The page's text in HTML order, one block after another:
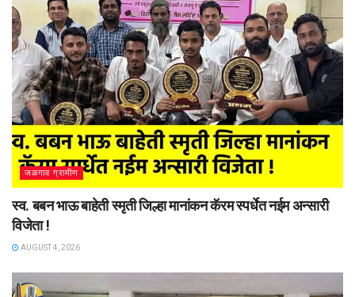
जळगाव ग्रामीण
स्व. बबन भाऊ बाहेती स्मृती जिल्हा मानांकन कॅरम स्पर्धेत नईम अन्सारी
विजेता !
AUGUST 4, 2026